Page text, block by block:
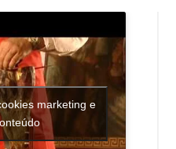
marketing e